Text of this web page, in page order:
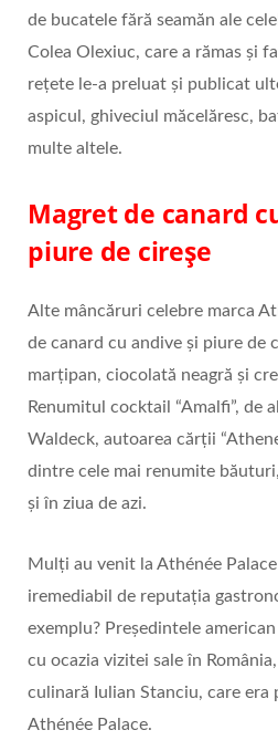
de bucatele fără seamăn ale
Colea Olexiuc, care a rămas și
rețete le-a preluat și publicat
aspicul, ghiveciul măcelăresc,
multe altele.
Magret de canard
piure de cireșe
Alte mâncăruri celebre marca
de canard cu andive și piure de
marțipan, ciocolată neagră și
Renumitul cocktail “Amalfi”, de
Waldeck, autoarea cărții
dintre cele mai renumite
și în ziua de azi.
Mulți au venit la Athénée
iremediabil de reputația
exemplu? Preşedintele
cu ocazia vizitei sale în
culinară Iulian Stanciu, care era
Athénée Palace.